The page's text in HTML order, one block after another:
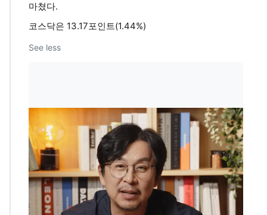
마쳤다.
코스닥은 13.17포인트(1.44%)
See less